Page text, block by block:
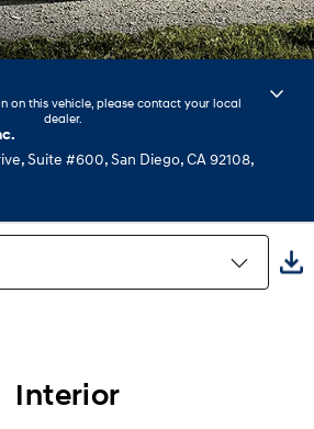
on this vehicle, please contact your local
dealer.
Suite #600, San Diego, CA 92108,
Interior